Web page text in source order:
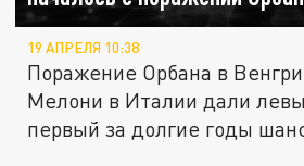
19 АПРЕЛЯ 10:38
Поражение Орбана в
Мелони в Италии дали
первый за долгие годы